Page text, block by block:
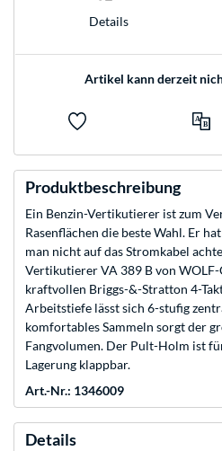
Details
Artikel kann derzeit
Produktbeschreibung
Ein Benzin-Vertikutierer ist zum
Rasenflächen die beste Wahl. Er
man nicht auf das Stromkabel
Vertikutierer VA 389 B von
kraftvollen Briggs-&-Stratton 4-
Arbeitstiefe lässt sich 6-stufig
komfortables Sammeln sorgt der
Fangvolumen. Der Pult-Holm ist
Lagerung klappbar.
Art.-Nr.: 1346009
Details